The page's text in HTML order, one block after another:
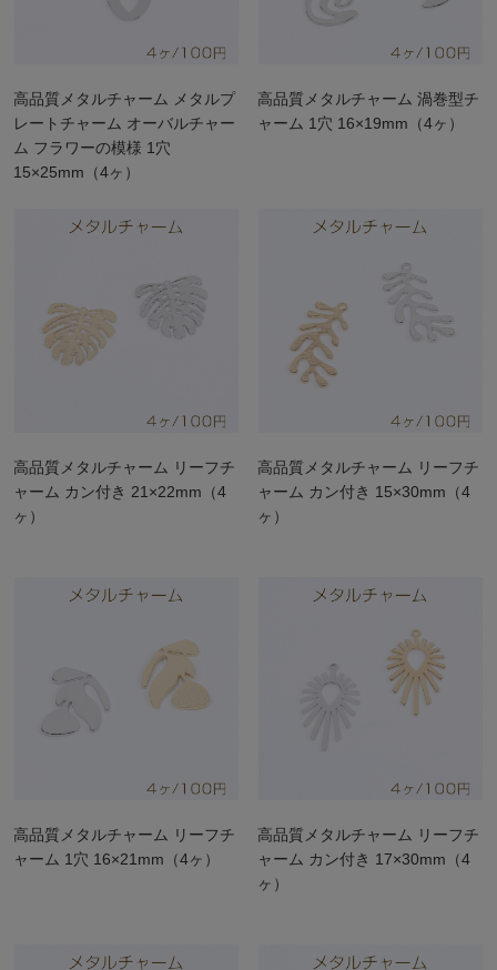
高品質メタルチャーム メタルプ
レートチャーム オーバルチャー
ム フラワーの模様 1穴
15×25mm（4ヶ）
高品質メタルチャーム 渦巻型チ
ャーム 1穴 16×19mm（4ヶ）
高品質メタルチャーム リーフチ
ャーム カン付き 21×22mm（4
ヶ）
高品質メタルチャーム リーフチ
ャーム カン付き 15×30mm（4
ヶ）
高品質メタルチャーム リーフチ
ャーム 1穴 16×21mm（4ヶ）
高品質メタルチャーム リーフチ
ャーム カン付き 17×30mm（4
ヶ）